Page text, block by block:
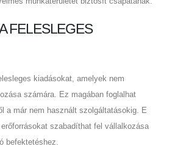
FELESLEGES
kiadásokat, amelyek nem
számára. Ez magában foglalhat
a már nem használt szolgáltatásokig. E
szabadíthat fel vállalkozása
befektetéshez.